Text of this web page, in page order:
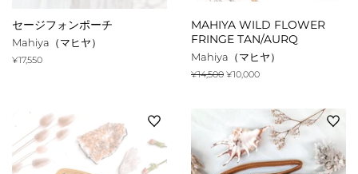
セージフォンポーチ
Mahiya（マヒヤ）
通
¥17,550
MAHIYA WILD FLOWER
FRINGE TAN/AURQ
Mahiya（マヒヤ）
通
¥14,500 販
¥10,000